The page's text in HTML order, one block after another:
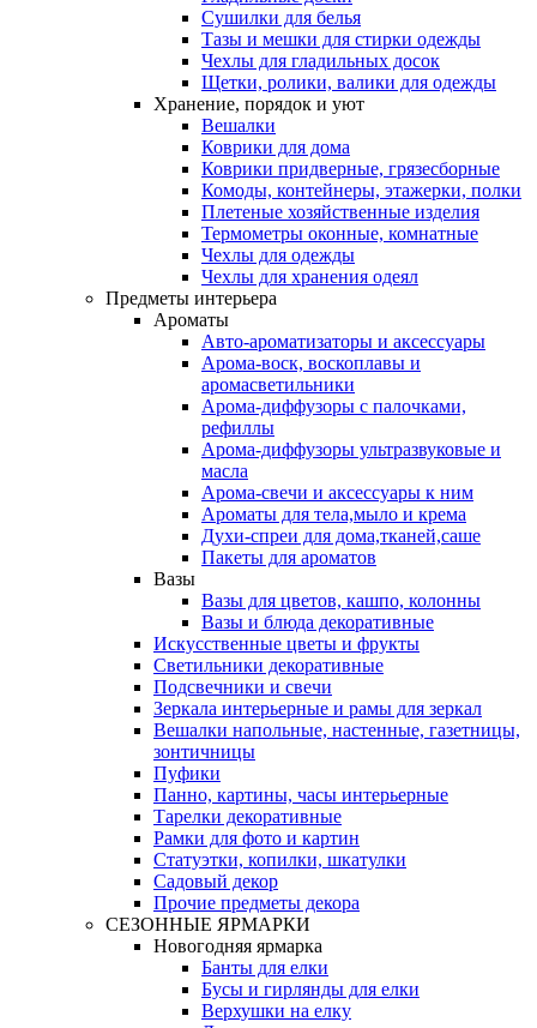
Сушилки для белья
Тазы и мешки для стирки одежды
Чехлы для гладильных досок
Щетки, ролики, валики для одежды
Хранение, порядок и уют
Вешалки
Коврики для дома
Коврики придверные, грязесборные
Комоды, контейнеры, этажерки, полки
Плетеные хозяйственные изделия
Термометры оконные, комнатные
Чехлы для одежды
Чехлы для хранения одеял
Предметы интерьера
Ароматы
Авто-ароматизаторы и аксессуары
Арома-воск, воскоплавы и
аромасветильники
Арома-диффузоры с палочками,
рефиллы
Арома-диффузоры ультразвуковые и
масла
Арома-свечи и аксессуары к ним
Ароматы для тела,мыло и крема
Духи-спреи для дома,тканей,саше
Пакеты для ароматов
Вазы
Вазы для цветов, кашпо, колонны
Вазы и блюда декоративные
Искусственные цветы и фрукты
Светильники декоративные
Подсвечники и свечи
Зеркала интерьерные и рамы для зеркал
Вешалки напольные, настенные, газетницы,
зонтичницы
Пуфики
Панно, картины, часы интерьерные
Тарелки декоративные
Рамки для фото и картин
Статуэтки, копилки, шкатулки
Садовый декор
Прочие предметы декора
СЕЗОННЫЕ ЯРМАРКИ
Новогодняя ярмарка
Банты для елки
Бусы и гирлянды для елки
Верхушки на елку